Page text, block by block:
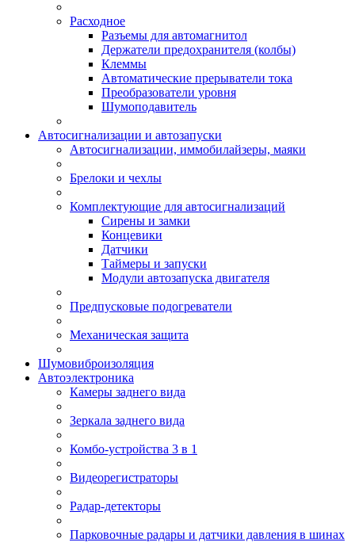
Расходное
Разъемы для автомагнитол
Держатели предохранителя (колбы)
Клеммы
Автоматические прерыватели тока
Преобразователи уровня
Шумоподавитель
Автосигнализации и автозапуски
Автосигнализации, иммобилайзеры, маяки
Брелоки и чехлы
Комплектующие для автосигнализаций
Сирены и замки
Концевики
Датчики
Таймеры и запуски
Модули автозапуска двигателя
Предпусковые подогреватели
Механическая защита
Шумовиброизоляция
Автоэлектроника
Камеры заднего вида
Зеркала заднего вида
Комбо-устройства 3 в 1
Видеорегистраторы
Радар-детекторы
Парковочные радары и датчики давления в шинах